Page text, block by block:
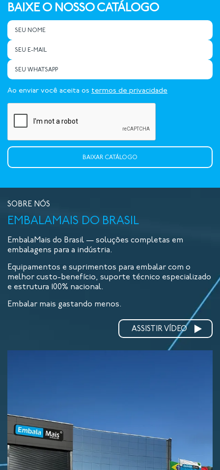
BAIXE O NOSSO CATÁLOGO
Ao enviar você aceita os termos de privacidade
SOBRE NÓS
EMBALAMAIS DO BRASIL
EmbalaMais do Brasil — soluções completas em
embalagens para a indústria.
Equipamentos e suprimentos para embalar com o
melhor custo-benefício, suporte técnico especializado
e estrutura 100% nacional.
Embalar mais gastando menos.
ASSISTIR VÍDEO